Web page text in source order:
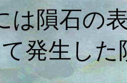
は隕石の
発生し